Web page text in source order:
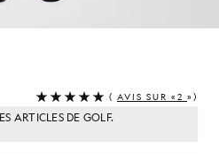
( AVIS SUR «2 »)
ARTICLES DE GOLF.